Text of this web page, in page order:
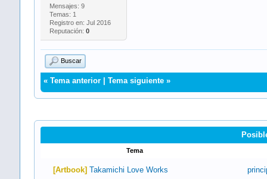
Mensajes: 9
Temas: 1
Registro en: Jul 2016
Reputación: 0
Buscar
«Tema anterior |Tema siguiente »
Tema
[Artbook] Takamichi Love Works